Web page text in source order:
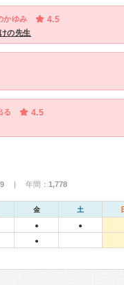
かゆみ 4.5
の先生
る 4.5
| 年間： 1,778
金 土
● ●
●